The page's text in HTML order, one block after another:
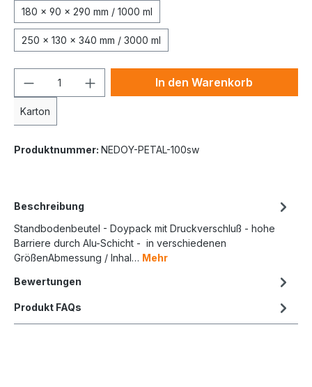
180 x 90 x 290 mm / 1000 ml
250 x 130 x 340 mm / 3000 ml
Karton
In den Warenkorb
Produktnummer: NEDOY-PETAL-100sw
Beschreibung
Standbodenbeutel - Doypack mit Druckverschluß - hohe
Barriere durch Alu-Schicht - in verschiedenen
GrößenAbmessung / Inhal… Mehr
Bewertungen
Produkt FAQs